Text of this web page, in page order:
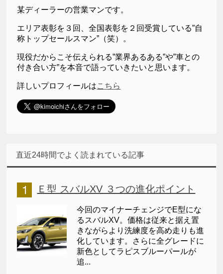
某ディーラーの営業マンです。
エリア表彰を３回、全国表彰を２回受賞している”自
称トップセールスマン”（笑）。
現役だからこそ伝えられる”業界あるある”や”車との
付き合い方”を本音で語っていきたいと思います。
詳しいプロフィールはこちら
直近24時間でよく読まれている記事
Ｅ型 スバルXV ３つの進化ポイント
今回のマイナーチェンジでE型にな
るスバルXV。価格は従来と据え置
きながらより洗練度を高め走りも進
化しています。さらに全グレードに
新色としてラピスブルーパールが
追...